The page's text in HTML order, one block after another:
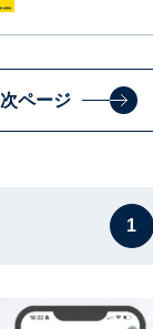
次ページ
1